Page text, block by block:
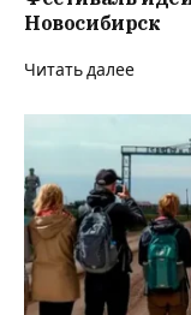
Новосибирск
Читать далее